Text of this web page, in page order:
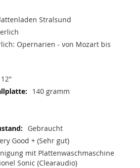
Stralsund
Opernarien - von Mozart bis
140 gramm
Gebraucht
Good + (Sehr gut)
mit Plattenwaschmaschine
Sonic (Clearaudio)